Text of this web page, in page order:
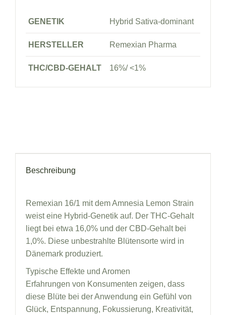
GENETIK Hybrid Sativa-dominant
HERSTELLER Remexian Pharma
THC/CBD-GEHALT 16%/ <1%
Beschreibung
Remexian 16/1 mit dem Amnesia Lemon Strain
weist eine Hybrid-Genetik auf. Der THC-Gehalt
liegt bei etwa 16,0% und der CBD-Gehalt bei
1,0%. Diese unbestrahlte Blütensorte wird in
Dänemark produziert.
Typische Effekte und Aromen
Erfahrungen von Konsumenten zeigen, dass
diese Blüte bei der Anwendung ein Gefühl von
Glück, Entspannung, Fokussierung, Kreativität,